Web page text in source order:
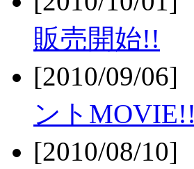
販売開始!!
[2010/09/06]
ントMOVIE!!
[2010/08/10]